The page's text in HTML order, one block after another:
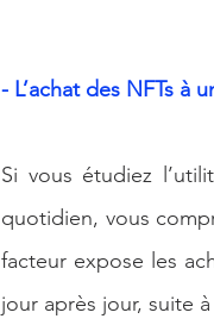
- L’achat des NFTs à
Si vous étudiez
quotidien, vous
facteur expose les
jour après jour, suite